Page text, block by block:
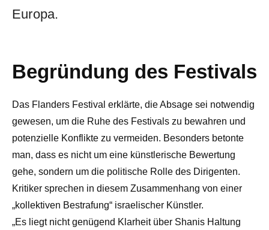
Europa.
Begründung des Festivals
Das Flanders Festival erklärte, die Absage sei notwendig
gewesen, um die Ruhe des Festivals zu bewahren und
potenzielle Konflikte zu vermeiden. Besonders betonte
man, dass es nicht um eine künstlerische Bewertung
gehe, sondern um die politische Rolle des Dirigenten.
Kritiker sprechen in diesem Zusammenhang von einer
„kollektiven Bestrafung“ israelischer Künstler.
„Es liegt nicht genügend Klarheit über Shanis Haltung